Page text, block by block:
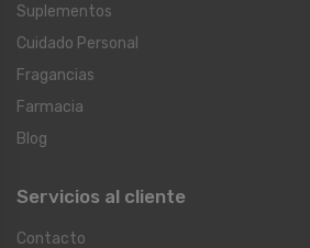
Suplementos
Cuidado Personal
Fragancias
Farmacia
Blog
Servicios al cliente
Contacto